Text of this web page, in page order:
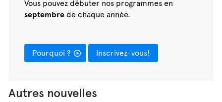
Vous pouvez débuter nos programmes en
septembre de chaque année.
Pourquoi ? Inscrivez-vous!
Autres nouvelles